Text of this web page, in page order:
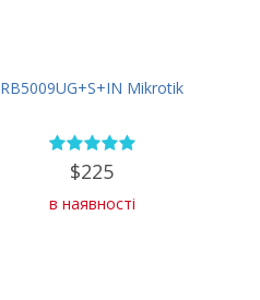
RB5009UG+S+IN Mikrotik
$225
в наявності